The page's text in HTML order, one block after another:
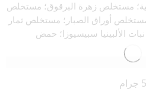
مستخلص زهرة البرقوق؛ مستخلص
أوراق الصبار؛ مستخلص ثمار
الألبينيا سبيسيوزا؛ حمض